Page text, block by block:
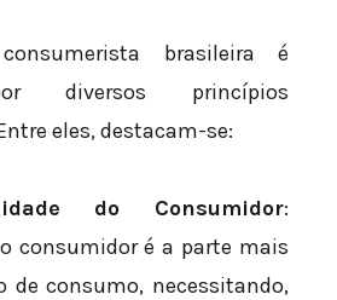
brasileira é
diversos princípios
eles, destacam-se:
do Consumidor:
consumidor é a parte mais
de consumo, necessitando,